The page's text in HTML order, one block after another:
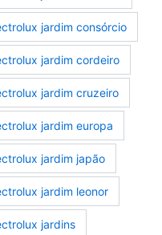
jardim consórcio
jardim cordeiro
jardim cruzeiro
jardim europa
jardim japão
jardim leonor
jardins